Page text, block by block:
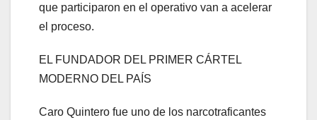
que participaron en el operativo van a acelerar
el proceso.
EL FUNDADOR DEL PRIMER CÁRTEL
MODERNO DEL PAÍS
Caro Quintero fue uno de los narcotraficantes